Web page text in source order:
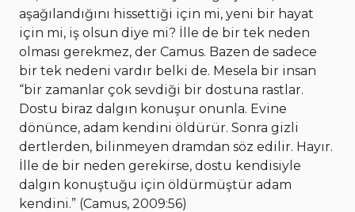
aşağılandığını hissettiği için mi, yeni bir hayat
için mi, iş olsun diye mi? İlle de bir tek neden
olması gerekmez, der Camus. Bazen de sadece
bir tek nedeni vardır belki de. Mesela bir insan
“bir zamanlar çok sevdiği bir dostuna rastlar.
Dostu biraz dalgın konuşur onunla. Evine
dönünce, adam kendini öldürür. Sonra gizli
dertlerden, bilinmeyen dramdan söz edilir. Hayır.
İlle de bir neden gerekirse, dostu kendisiyle
dalgın konuştuğu için öldürmüştür adam
kendini.” (Camus, 2009:56)